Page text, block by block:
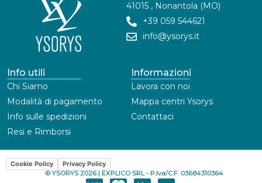
41015 , Nonantola (MO)
+39 059 544621
info@ysorys.it
Info utili
Chi Siamo
Modalità di pagamento
Info sulle spedizioni
Resi e Rimborsi
Informazioni
Lavora con noi
Mappa centri Ysorys
Contattaci
Cookie Policy
Privacy Policy
© YSORYS 2026 | EXPLICO SRL - P.Iva/C.F. 03684310364